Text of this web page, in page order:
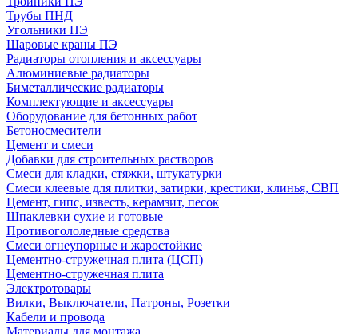
Трубы ПНД
Угольники ПЭ
Шаровые краны ПЭ
Радиаторы отопления и аксессуары
Алюминиевые радиаторы
Биметаллические радиаторы
Комплектующие и аксессуары
Оборудование для бетонных работ
Бетоносмесители
Цемент и смеси
Добавки для строительных растворов
Смеси для кладки, стяжки, штукатурки
Смеси клеевые для плитки, затирки, крестики, клинья, СВП
Цемент, гипс, известь, керамзит, песок
Шпаклевки сухие и готовые
Противогололедные средства
Смеси огнеупорные и жаростойкие
Цементно-стружечная плита (ЦСП)
Цементно-стружечная плита
Электротовары
Вилки, Выключатели, Патроны, Розетки
Кабели и провода
Материалы для монтажа